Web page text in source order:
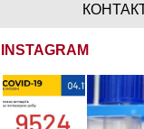
INSTAGRAM